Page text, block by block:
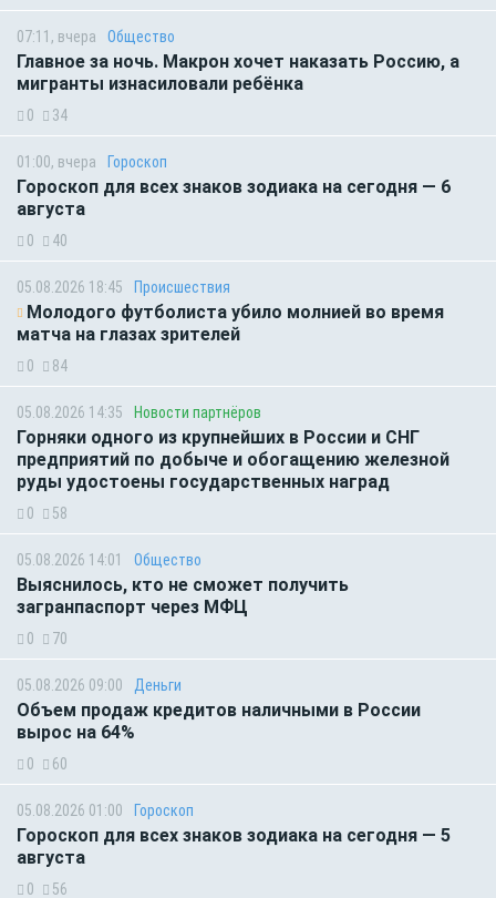
07:11, вчера Общество
Главное за ночь. Макрон хочет наказать Россию, а
мигранты изнасиловали ребёнка
0 34
01:00, вчера Гороскоп
Гороскоп для всех знаков зодиака на сегодня — 6
августа
0 40
05.08.2026 18:45 Происшествия
Молодого футболиста убило молнией во время
матча на глазах зрителей
0 84
05.08.2026 14:35 Новости партнёров
Горняки одного из крупнейших в России и СНГ
предприятий по добыче и обогащению железной
руды удостоены государственных наград
0 58
05.08.2026 14:01 Общество
Выяснилось, кто не сможет получить
загранпаспорт через МФЦ
0 70
05.08.2026 09:00 Деньги
Объем продаж кредитов наличными в России
вырос на 64%
0 60
05.08.2026 01:00 Гороскоп
Гороскоп для всех знаков зодиака на сегодня — 5
августа
0 56